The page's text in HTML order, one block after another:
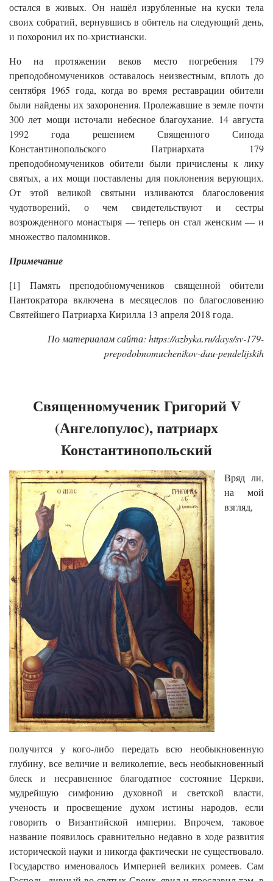
остался в живых. Он нашёл изрубленные на куски тела
своих собратий, вернувшись в обитель на следующий день,
и похоронил их по-христиански.
Но на протяжении веков место погребения 179
преподобномучеников оставалось неизвестным, вплоть до
сентября 1965 года, когда во время реставрации обители
были найдены их захоронения. Пролежавшие в земле почти
300 лет мощи источали небесное благоухание. 14 августа
1992 года решением Священного Синода
Константинопольского Патриархата 179
преподобномучеников обители были причислены к лику
святых, а их мощи поставлены для поклонения верующих.
От этой великой святыни изливаются благословения
чудотворений, о чем свидетельствуют и сестры
возрожденного монастыря — теперь он стал женским — и
множество паломников.
Примечание
[1] Память преподобномучеников священной обители
Пантократора включена в месяцеслов по благословению
Святейшего Патриарха Кирилла 13 апреля 2018 года.
По материалам сайта: https://azbyka.ru/days/sv-179-
prepodobnomuchenikov-dau-pendelijskih
Священномученик Григорий V
(Ангелопулос), патриарх
Константинопольский
Вряд ли,
на мой
взгляд,
получится у кого-либо передать всю необыкновенную
глубину, все величие и великолепие, весь необыкновенный
блеск и несравненное благодатное состояние Церкви,
мудрейшую симфонию духовной и светской власти,
ученость и просвещение духом истины народов, если
говорить о Византийской империи. Впрочем, таковое
название появилось сравнительно недавно в ходе развития
исторической науки и никогда фактически не существовало.
Государство именовалось Империей великих ромеев. Сам